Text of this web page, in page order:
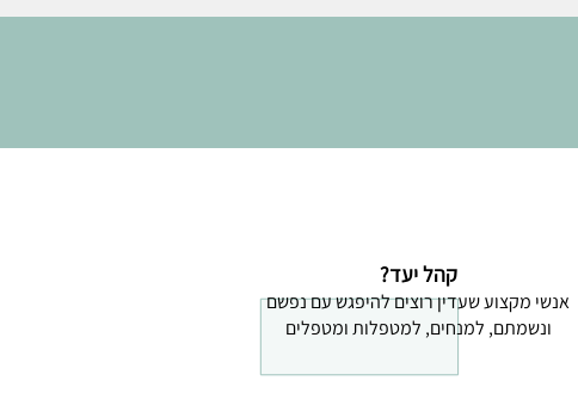
קהל יעד?
אנשי מקצוע שעדין רוצים להיפגש עם נפשם
ונשמתם, למנחים, למטפלות ומטפלים